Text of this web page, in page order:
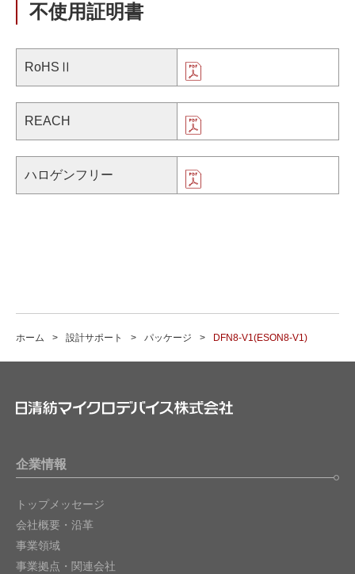
不使用証明書
RoHSⅡ
REACH
ハロゲンフリー
ホーム 設計サポート パッケージ DFN8-V1(ESON8-V1)
企業情報
トップメッセージ
会社概要・沿革
事業領域
事業拠点・関連会社